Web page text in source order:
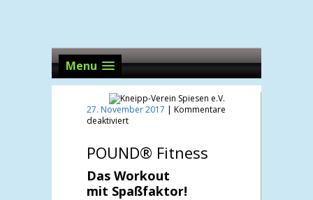
Menu
27. November 2017 | Kommentare
deaktiviertfür
POUND® Fitness
Das Workout
mit Spaßfaktor!